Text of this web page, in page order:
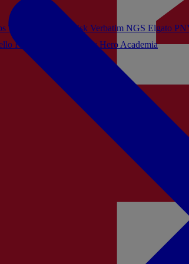
Kitty My Hero Academia
Turtle Beach Sandisk Verbatim NGS Elgato